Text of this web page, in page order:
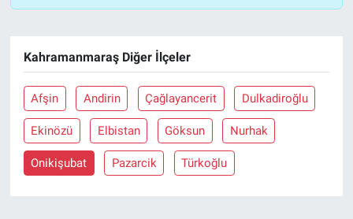
Kahramanmaraş Diğer İlçeler
Afşin Andirin Çağlayancerit Dulkadiroğlu
Ekinözü Elbistan Göksun Nurhak
Onikişubat Pazarcik Türkoğlu